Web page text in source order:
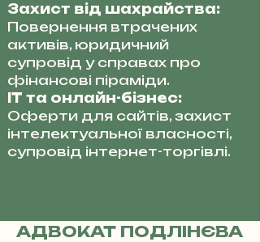
Захист від шахрайства:
Повернення втрачених
активів, юридичний
супровід у справах про
фінансові піраміди.
IT та онлайн-бізнес:
Оферти для сайтів, захист
інтелектуальної власності,
супровід інтернет-торгівлі.
АДВОКАТ ПОДЛІНЄВА